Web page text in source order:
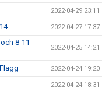
2022-04-29 23:11
2022-04-27 17:37
8-11
2022-04-25 14:21
2022-04-24 19:20
2022-04-24 18:31